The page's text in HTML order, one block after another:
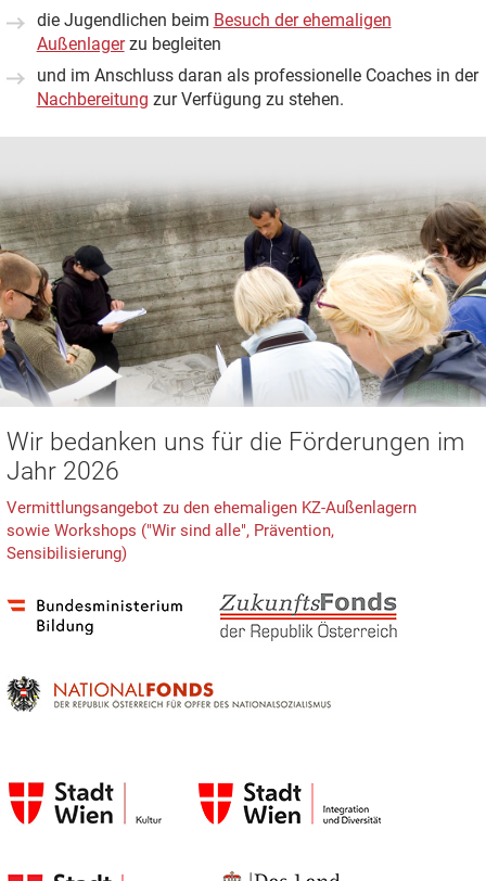
die Jugendlichen beim Besuch der ehemaligen
Außenlagerzu begleiten
und im Anschluss daran als professionelle Coaches in der
Nachbereitung zur Verfügung zu stehen.
Wir bedanken uns für die Förderungen im
Jahr 2026
Vermittlungsangebot zu den ehemaligen KZ-Außenlagern
sowie Workshops ("Wir sind alle", Prävention,
Sensibilisierung)